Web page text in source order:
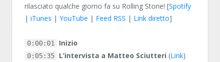
rilasciato qualche giorno fa su Rolling Stone! [Spotify
| iTunes | YouTube | Feed RSS | Link diretto]
0:00:01 Inizio
0:05:35 L’intervista a Matteo Sciutteri (Link)